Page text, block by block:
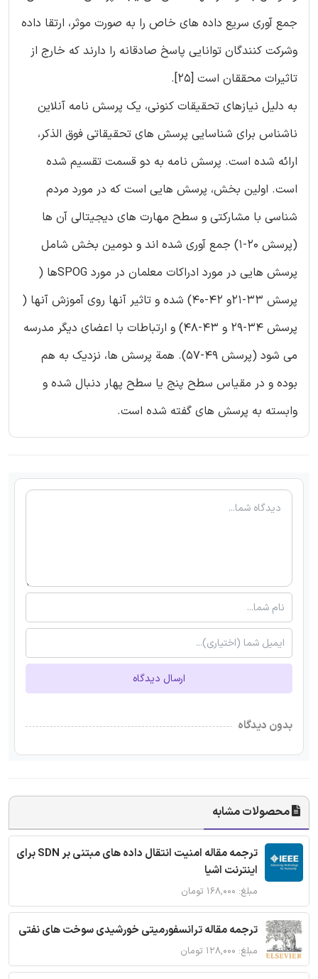
جمع آوری سریع داده های خاص را به صورت موثر، ارتقا داده
وشرکت کنندگان توانایی پاسخ صادقانه را دارند که خارج از
تاثیرات محققان است [25].
به دلیل نیازهای تحقیقات کنونی، یک پرسش نامه آنلاین
ناشناس برای شناسایی پرسش های تحقیقاتی فوق الذکر،
ارائه شده است. پرسش نامه به دو قسمت تقسیم شده
است. اولین بخش، پرسش هایی است که در مورد مردم
شناسی با مشارکتی و سطح مهارت های دیجیتالی آن ها
(پرسش 20-1) جمع آوری شده اند و دومین بخش شامل
پرسش هایی در مورد ادراکات معلمان در مورد SPOGها (
پرسش 33-21و 42-40) شده و تاثیر آنها روی آموزش آنها (
پرسش 34-29 و 43-48) و ارتباطات با اعضای دیگر مدرسه
می شود (پرسش 49-57). همة پرسش ها، نزدیک به هم
بوده و در مقیاس سطح پنج یا سطح پهار دنبال شده و
وابسته به پرسش های گفته شده است.
ارسال دیدگاه
بدون دیدگاه
محصولات مشابه
ترجمه مقاله امنیت انتقال داده های مبتنی بر SDN برای
اینترنت اشیا
مبلغ: ۱۶۸,۰۰۰ تومان
ترجمه مقاله ترانسفورمیتی خورشیدی سوخت های نفتی
مبلغ: ۱۲۸,۰۰۰ تومان